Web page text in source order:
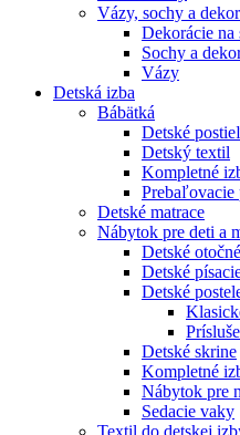
Vázy, sochy a
Dekorácie na
Sochy a
Vázy
Detská izba
Bábätká
Detské
Detský textil
Kompletné
Prebaľovacie
Detské matrace
Nábytok pre deti a
Detské
Detské
Detské
Detské skrine
Kompletné
Nábytok pre
Sedacie vaky
Textil do detskej